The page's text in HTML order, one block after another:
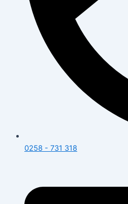
0258 - 731 318